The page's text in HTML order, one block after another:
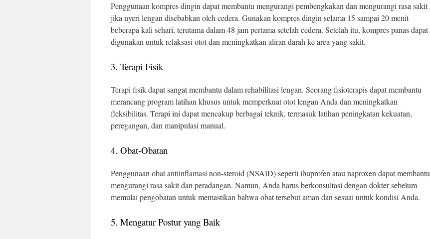
Penggunaan kompres dingin dapat membantu mengurangi pembengkakan dan mengurangi rasa sakit
jika nyeri lengan disebabkan oleh cedera. Gunakan kompres dingin selama 15 sampai 20 menit
beberapa kali sehari, terutama dalam 48 jam pertama setelah cedera. Setelah itu, kompres panas dapat
digunakan untuk relaksasi otot dan meningkatkan aliran darah ke area yang sakit.
3. Terapi Fisik
Terapi fisik dapat sangat membantu dalam rehabilitasi lengan. Seorang fisioterapis dapat membantu
merancang program latihan khusus untuk memperkuat otot lengan Anda dan meningkatkan
fleksibilitas. Terapi ini dapat mencakup berbagai teknik, termasuk latihan peningkatan kekuatan,
peregangan, dan manipulasi manual.
4. Obat-Obatan
Penggunaan obat antiinflamasi non-steroid (NSAID) seperti ibuprofen atau naproxen dapat membantu
mengurangi rasa sakit dan peradangan. Namun, Anda harus berkonsultasi dengan dokter sebelum
memulai pengobatan untuk memastikan bahwa obat tersebut aman dan sesuai untuk kondisi Anda.
5. Mengatur Postur yang Baik